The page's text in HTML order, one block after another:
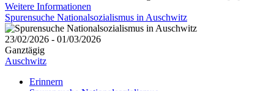
Weitere Informationen
Spurensuche Nationalsozialismus in Auschwitz
23/02/2026 - 01/03/2026
Ganztägig
Auschwitz
Erinnern